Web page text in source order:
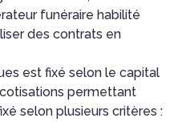
funéraire habilité
des contrats en
est fixé selon le capital
permettant
selon plusieurs critères :